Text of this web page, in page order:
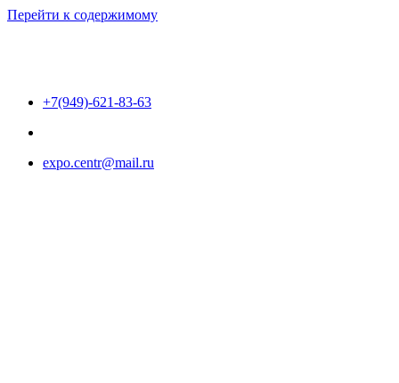
Перейти к содержимому
+7(949)-621-83-63
expo.centr@mail.ru